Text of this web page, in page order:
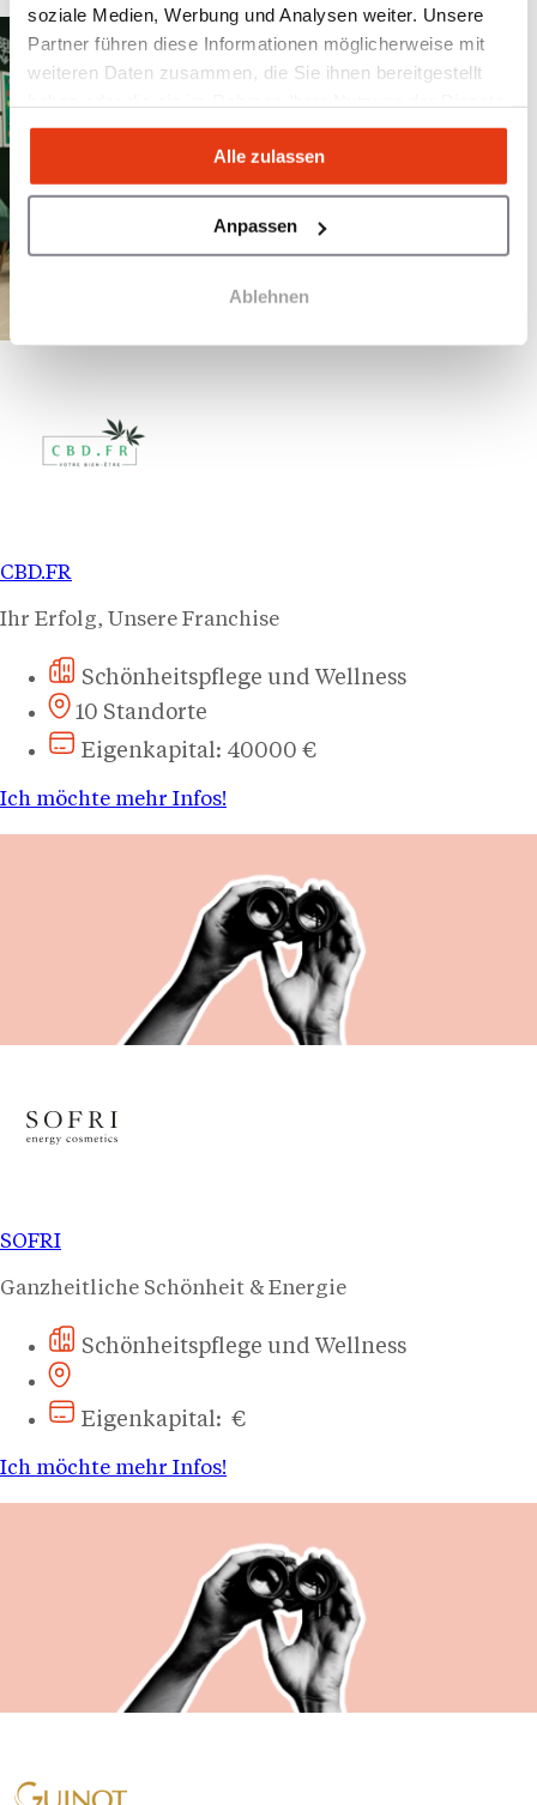
soziale Medien, Werbung und Analysen weiter. Unsere
Partner führen diese Informationen möglicherweise mit
weiteren Daten zusammen, die Sie ihnen bereitgestellt
gesammelt haben.
Alle zulassen
Anpassen
Ablehnen
CBD.FR
Ihr Erfolg, Unsere Franchise
Schönheitspflege und Wellness
10 Standorte
Eigenkapital: 40000 €
Ich möchte mehr Infos!
SOFRI
Ganzheitliche Schönheit & Energie
Schönheitspflege und Wellness
Eigenkapital: €
Ich möchte mehr Infos!